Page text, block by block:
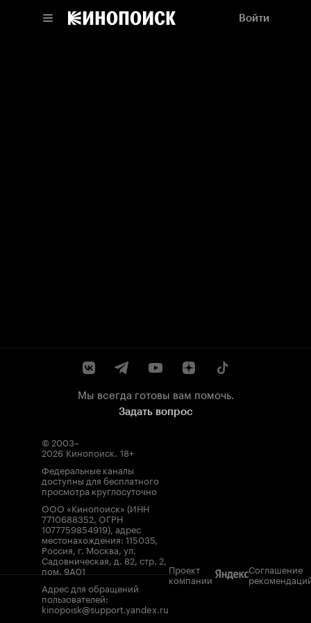
Войти
Мы всегда готовы вам помочь.
Задать вопрос
© 2003–
2026 Кинопоиск. 18+
Федеральные каналы
доступны для бесплатного
просмотра круглосуточно
ООО «Кинопоиск» (ИНН
7710688352, ОГРН
1077759854919), адрес
местонахождения: 115035,
Россия, г. Москва, ул.
Садовническая, д. 82, стр. 2,
пом. 9А01
Адрес для обращений
пользователей:
kinopoisk@support.yandex.ru
Проект
компании
Соглашение